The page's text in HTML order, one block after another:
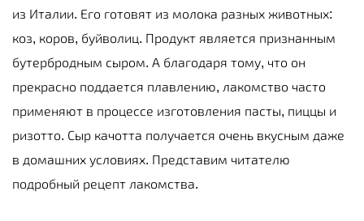
из Италии. Его готовят из молока разных животных:
коз, коров, буйволиц. Продукт является признанным
бутербродным сыром. А благодаря тому, что он
прекрасно поддается плавлению, лакомство часто
применяют в процессе изготовления пасты, пиццы и
ризотто. Сыр качотта получается очень вкусным даже
в домашних условиях. Представим читателю
подробный рецепт лакомства.